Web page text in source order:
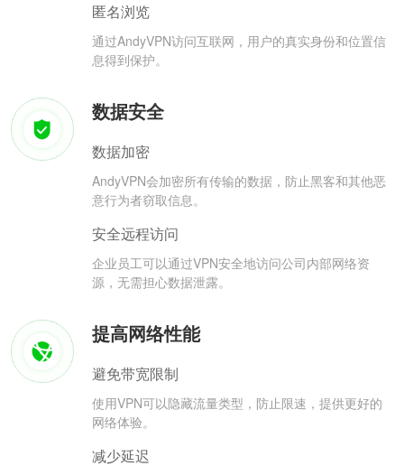
匿名浏览
通过AndyVPN访问互联网，用户的真实身份和位置信
息得到保护。
数据安全
数据加密
AndyVPN会加密所有传输的数据，防止黑客和其他恶
意行为者窃取信息。
安全远程访问
企业员工可以通过VPN安全地访问公司内部网络资
源，无需担心数据泄露。
提高网络性能
避免带宽限制
使用VPN可以隐藏流量类型，防止限速，提供更好的
网络体验。
减少延迟